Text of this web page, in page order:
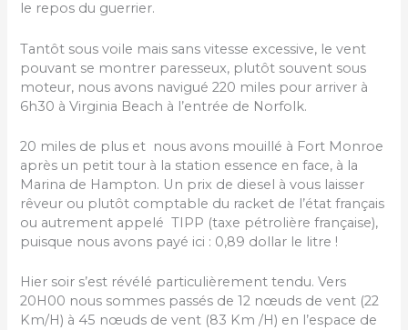
le repos du guerrier.
Tantôt sous voile mais sans vitesse excessive, le vent
pouvant se montrer paresseux, plutôt souvent sous
moteur, nous avons navigué 220 miles pour arriver à
6h30 à Virginia Beach à l’entrée de Norfolk.
20 miles de plus et nous avons mouillé à Fort Monroe
après un petit tour à la station essence en face, à la
Marina de Hampton. Un prix de diesel à vous laisser
rêveur ou plutôt comptable du racket de l’état français
ou autrement appelé TIPP (taxe pétrolière française),
puisque nous avons payé ici : 0,89 dollar le litre !
Hier soir s’est révélé particulièrement tendu. Vers
20H00 nous sommes passés de 12 nœuds de vent (22
Km/H) à 45 nœuds de vent (83 Km /H) en l’espace de